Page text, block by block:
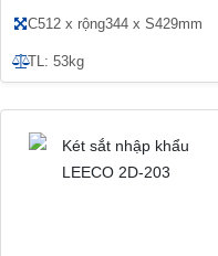
C512 x rộng344 x S429mm
TL: 53kg